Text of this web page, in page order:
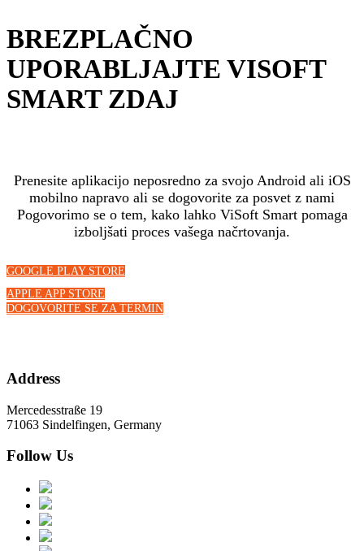
BREZPLAČNO
UPORABLJAJTE VISOFT
SMART ZDAJ
Prenesite aplikacijo neposredno za svojo Android ali iOS
mobilno napravo ali se dogovorite za posvet z nami
Pogovorimo se o tem, kako lahko ViSoft Smart pomaga
izboljšati proces vašega načrtovanja.
GOOGLE PLAY STORE
APPLE APP STORE
DOGOVORITE SE ZA TERMIN
Address
Mercedesstraße 19
71063 Sindelfingen, Germany
Follow Us